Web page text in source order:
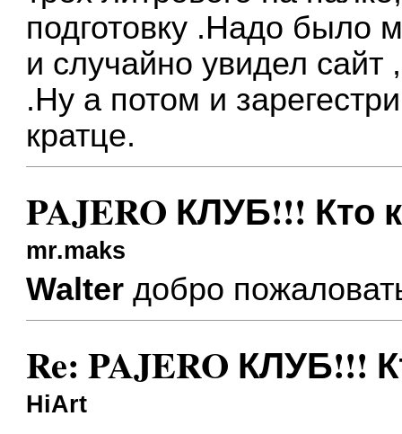
подготовку .Надо было
и случайно увидел
.Ну а потом и
кратце.
PAJERO КЛУБ!!! Кто
mr.maks
Walter добро
Re: PAJERO КЛУБ!!!
HiArt